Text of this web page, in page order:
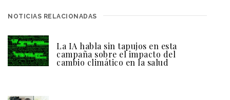
NOTICIAS RELACIONADAS
La IA habla sin tapujos en esta
campaña sobre el impacto del
cambio climático en la salud